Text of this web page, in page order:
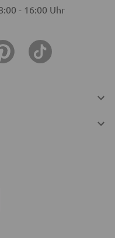
- 16:00 Uhr